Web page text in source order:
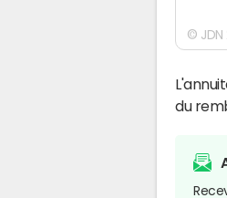
© JDN
du